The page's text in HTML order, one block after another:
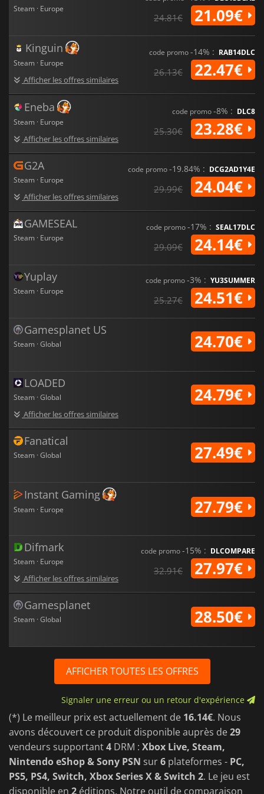
Steam · Europe
24.81€ 21.09€
Kinguin
Steam · Europe
Afficher les offres similaires
code promo-14% : RAB14DLC
26.13€ 22.47€
Eneba
Steam · Europe
Afficher les offres similaires
code promo-8% : DLC8
25.30€ 23.28€
G2A
Steam · Europe
Afficher les offres similaires
code promo-19.84% : DCG2AD1Y4E
29.99€ 24.04€
GAMESEAL
Steam · Europe
code promo-17% : SEAL17DLC
29.09€ 24.14€
Yuplay
Steam · Europe
code promo-3% : YU3SUMMER
25.27€ 24.51€
Gamesplanet US
Steam · Global 24.70€
LOADED
Steam · Global
Afficher les offres similaires
24.79€
Fanatical
Steam · Global 27.49€
Instant Gaming
Steam · Europe 27.79€
Difmark
Steam · Europe
Afficher les offres similaires
code promo-15% : DLCOMPARE
32.91€ 27.97€
Gamesplanet
Steam · Global 28.50€
AFFICHER TOUTES LES OFFRES
Signaler une erreur ou un retour d'expérience
(*) Le meilleur prix est actuellement de 16.14€. Nous
avons découvert ce produit disponible auprès de29
vendeurs supportant4 DRM : Xbox Live, Steam,
Nintendo eShop & Sony PSN sur6 plateformes - PC,
PS5, PS4, Switch, Xbox Series X & Switch 2. Le jeu est
disponible en 2 éditions. Notre outil de comparaison